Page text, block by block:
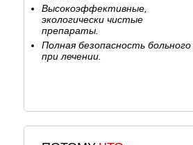
Высокоэффективные,
экологически чистые
препараты.
Полная безопасность больного
при лечении.